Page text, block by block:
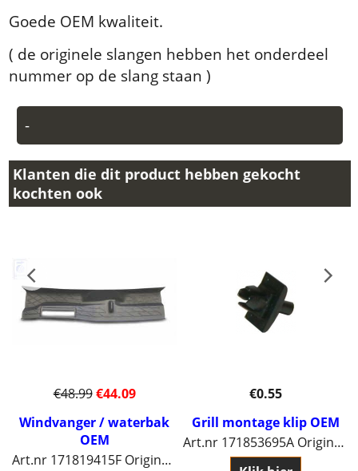
Goede OEM kwaliteit.
( de originele slangen hebben het onderdeel
nummer op de slang staan )
-
Klanten die dit product hebben gekocht
kochten ook
€48.99 €44.09
Windvanger / waterbak
OEM
Art.nr 171819415F Origineel Volkswagen.
€0.55
Grill montage klip OEM
Art.nr 171853695A Origineel Volkswagen.